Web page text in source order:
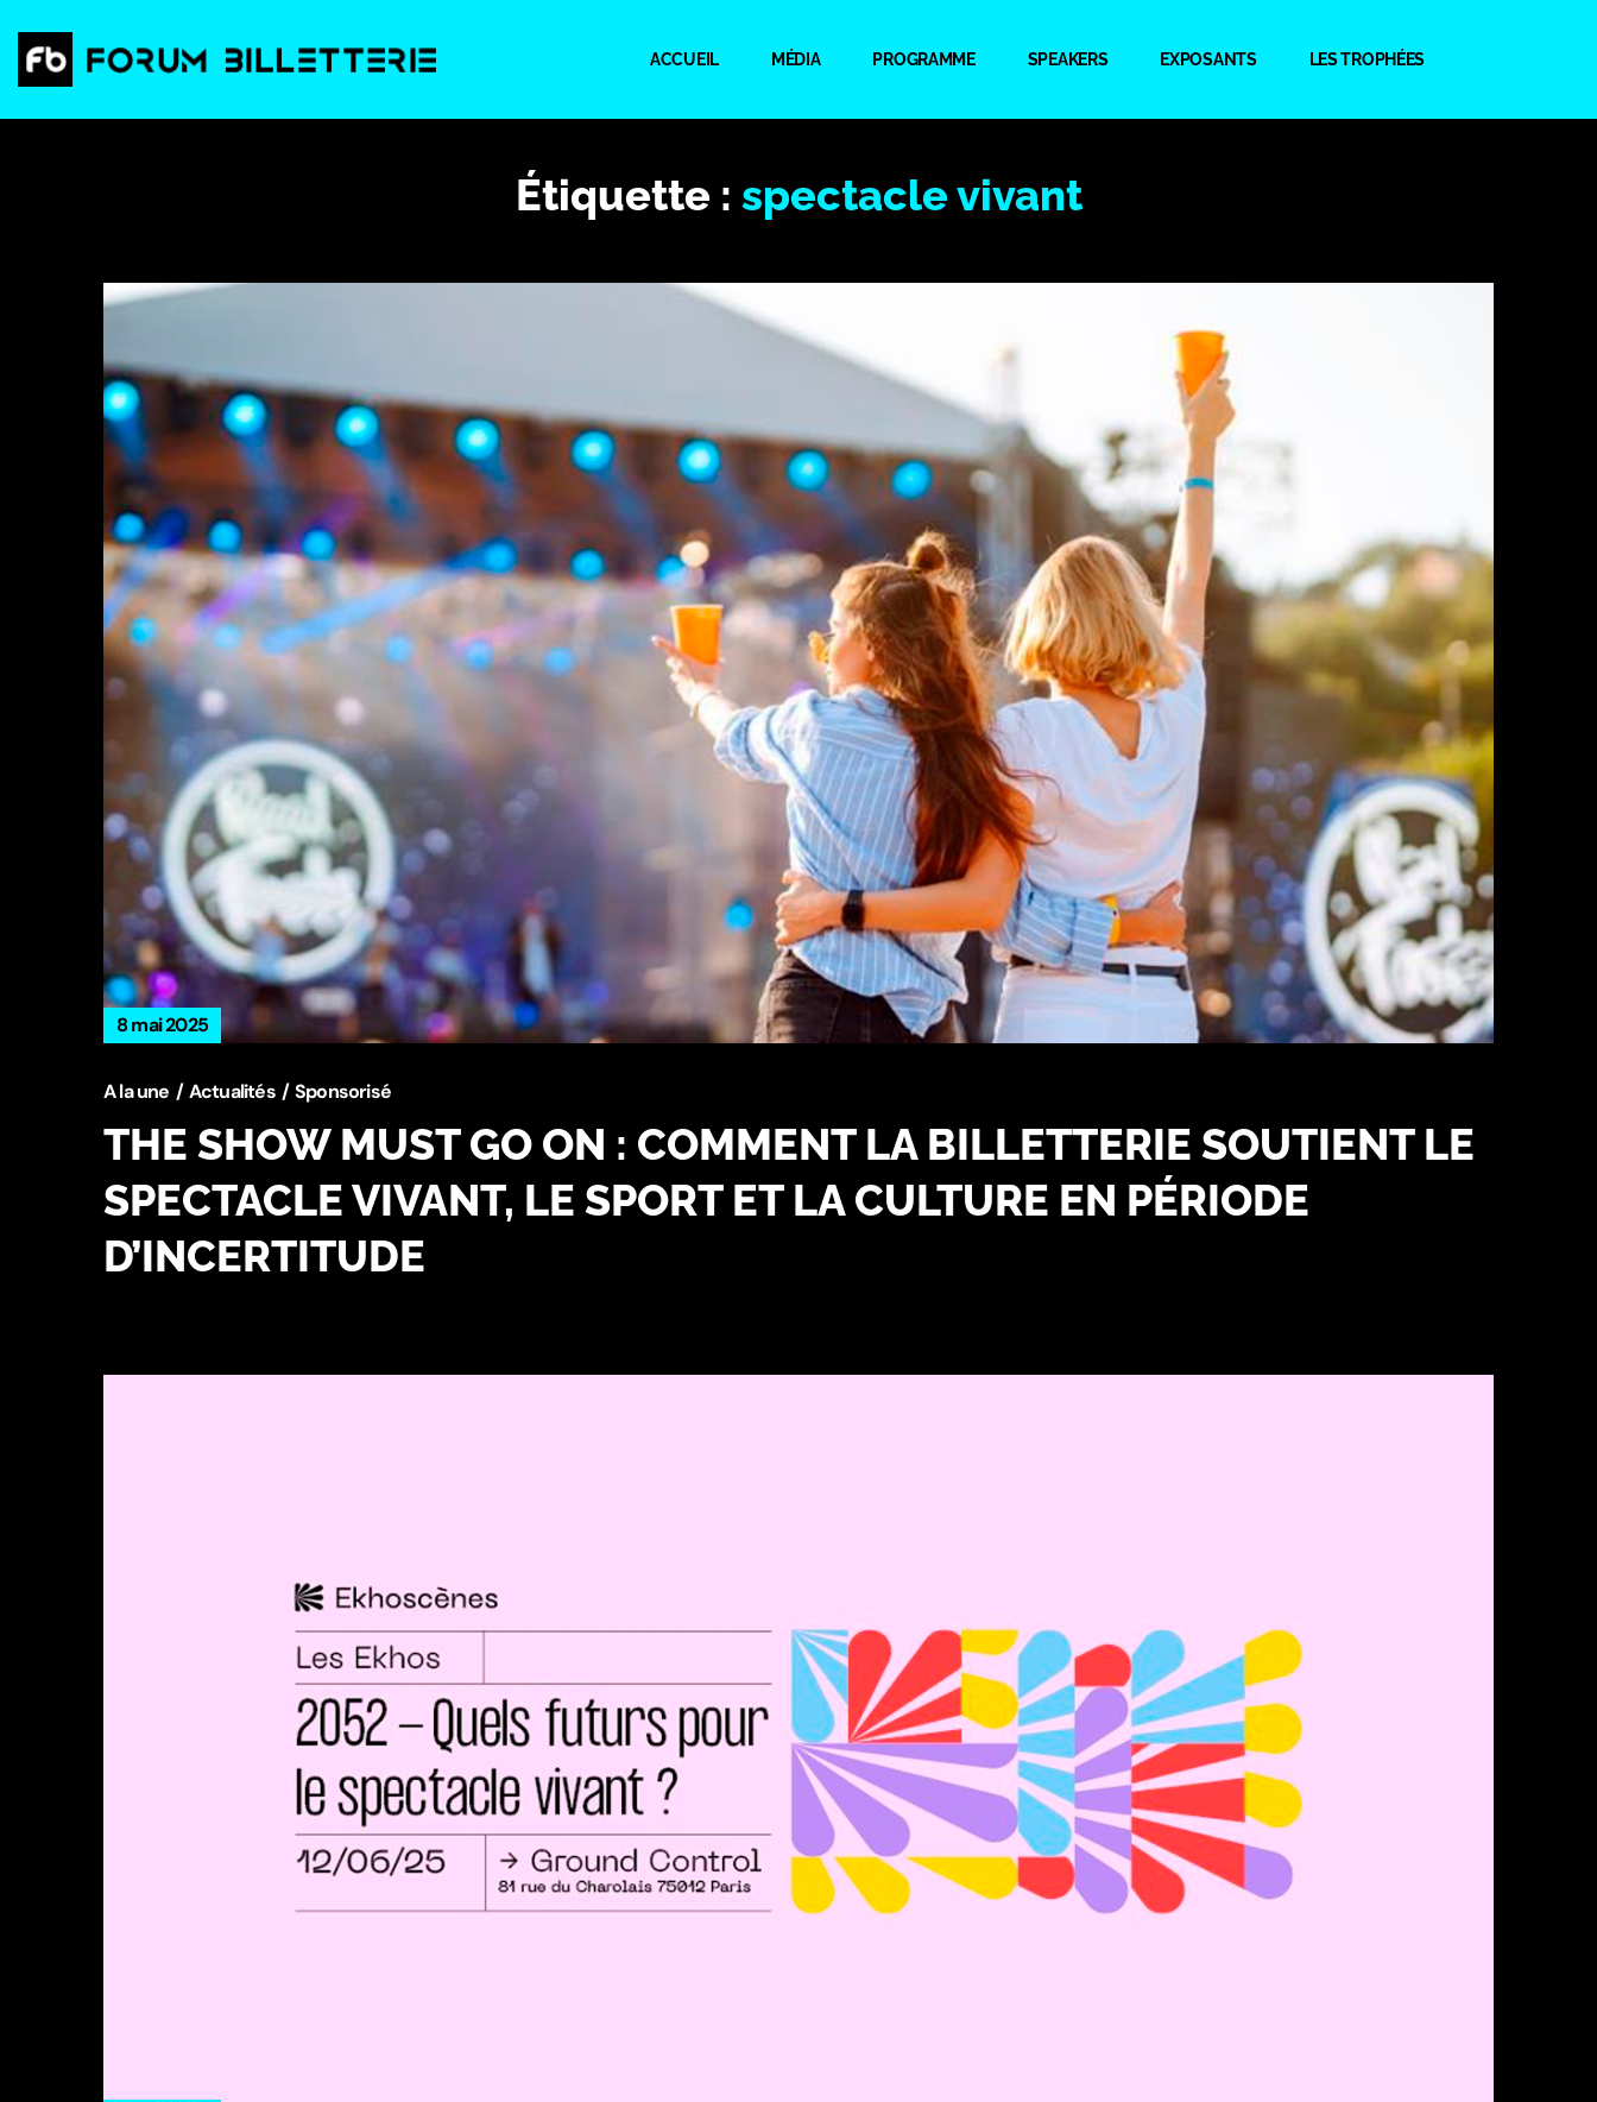
ACCUEIL MÉDIA PROGRAMME SPEAKERS EXPOSANTS LES TROPHÉES
Étiquette : spectacle vivant
8 mai 2025
A la une Actualités Sponsorisé
THE SHOW MUST GO ON : COMMENT LA BILLETTERIE SOUTIENT LE
SPECTACLE VIVANT, LE SPORT ET LA CULTURE EN PÉRIODE
D’INCERTITUDE